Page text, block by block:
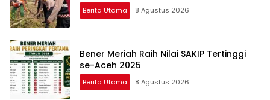
Berita Utama 8 Agustus 2026
Bener Meriah Raih Nilai SAKIP Tertinggi
se-Aceh 2025
Berita Utama 8 Agustus 2026